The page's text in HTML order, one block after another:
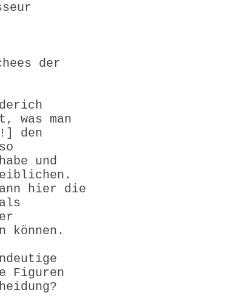
der
was man
den
und
hier die
können.
Figuren